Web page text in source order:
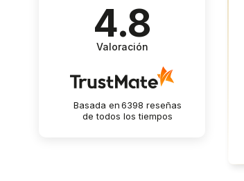
4.8
Valoración
Basada en6398 reseñas
de todos los tiempos